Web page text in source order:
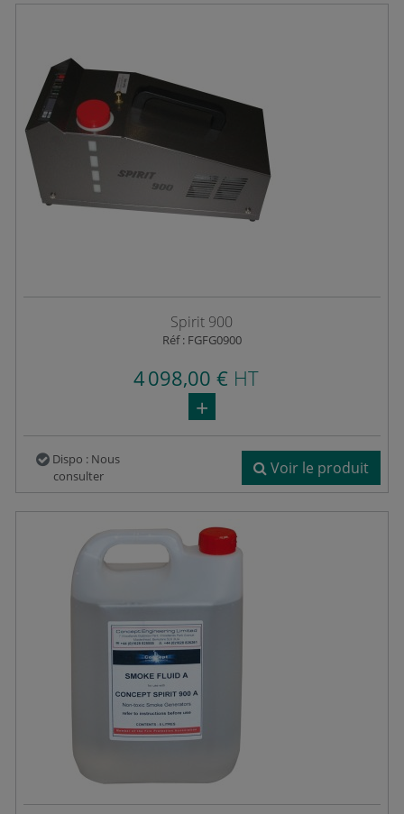
Spirit 900
Réf : FGFG0900
4 098,00 € HT
Dispo : Nous
consulter
Voir le produit